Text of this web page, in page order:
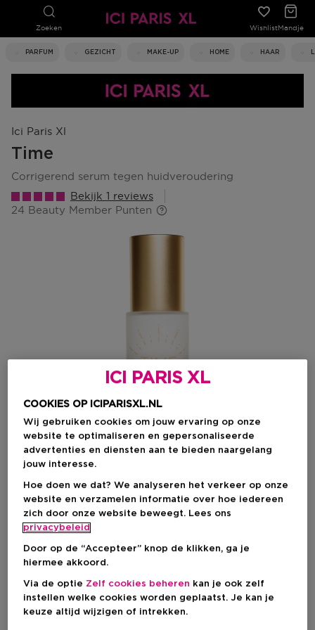
Zoeken WishlistMandje
PARFUM GEZICHT MAKE-UP HOME HAAR
Ici Paris Xl
Time
corrigerend serum tegen huidveroudering
Bekijk 1 reviews
24 Beauty Member Punten
Kies je formaat
30 ML Op voorraad
30 ML
Productprijs
€ 24,95
ICI PARIS XL
COOKIES OP ICIPARISXL.NL
Wij gebruiken cookies om jouw ervaring op onze
website te optimaliseren en gepersonaliseerde
advertenties en diensten aan te bieden naargelang
jouw interesse.
Hoe doen we dat? We analyseren het verkeer op onze
website en verzamelen informatie over hoe iedereen
zich door onze website beweegt. Lees ons
privacybeleid
Door op de “Accepteer” knop de klikken, ga je
hiermee akkoord.
Via de optie Zelf cookies beheren kan je ook zelf
instellen welke cookies worden geplaatst. Je kan je
keuze altijd wijzigen of intrekken.